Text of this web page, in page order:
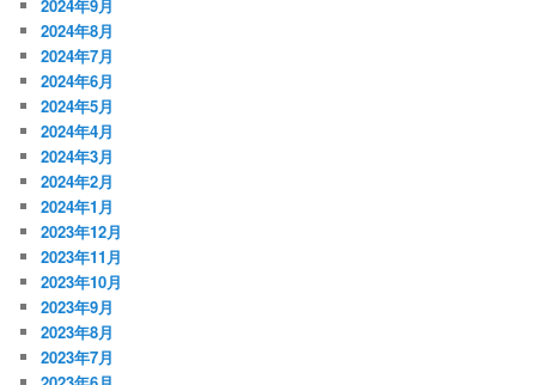
2024年9月
2024年8月
2024年7月
2024年6月
2024年5月
2024年4月
2024年3月
2024年2月
2024年1月
2023年12月
2023年11月
2023年10月
2023年9月
2023年8月
2023年7月